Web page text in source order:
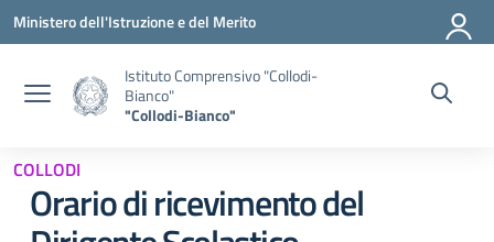
Vai ai contenuti
Vai al menu di navigazione
Vai al footer
Ministero dell'Istruzione e del Merito
Istituto Comprensivo "Collodi-
Bianco"
"Collodi-Bianco"
COLLODI
Orario di ricevimento del